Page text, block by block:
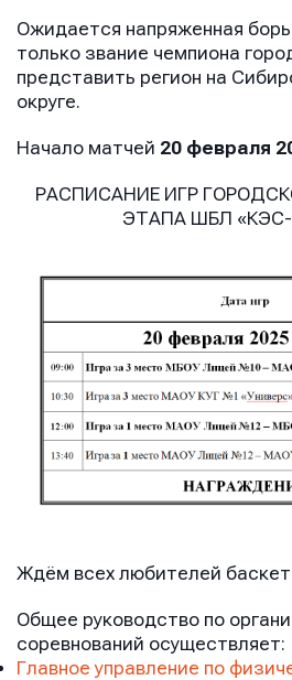
Ожидается напряженная
только звание чемпиона
представить регион на
округе.
Начало матчей 20 февраля
РАСПИСАНИЕ ИГР
ЭТАПА ШБЛ
Ждём всех любителей
Общее руководство по
соревнований осуществляет:
Главное управление по